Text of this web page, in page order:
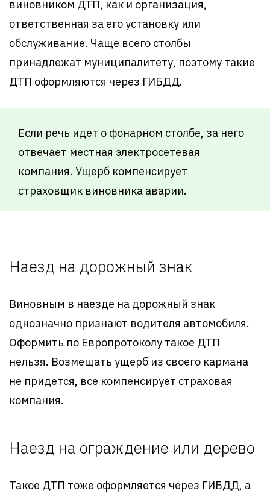
виновником ДТП, как и организация,
ответственная за его установку или
обслуживание. Чаще всего столбы
принадлежат муниципалитету, поэтому такие
ДТП оформляются через ГИБДД.
Если речь идет о фонарном столбе, за него
отвечает местная электросетевая
компания. Ущерб компенсирует
страховщик виновника аварии.
Наезд на дорожный знак
Виновным в наезде на дорожный знак
однозначно признают водителя автомобиля.
Оформить по Европротоколу такое ДТП
нельзя. Возмещать ущерб из своего кармана
не придется, все компенсирует страховая
компания.
Наезд на ограждение или дерево
Такое ДТП тоже оформляется через ГИБДД, а